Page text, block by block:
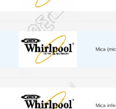
Mica
Mica